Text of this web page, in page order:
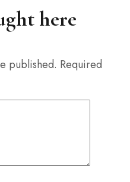
here
published. Required